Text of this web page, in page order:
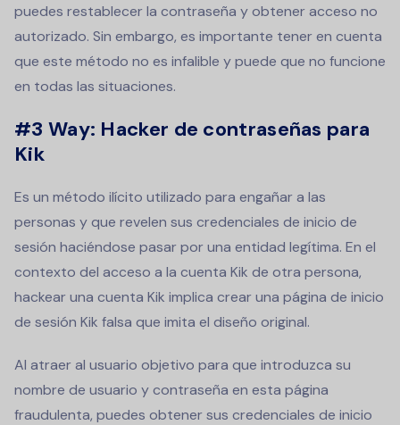
puedes restablecer la contraseña y obtener acceso no
autorizado. Sin embargo, es importante tener en cuenta
que este método no es infalible y puede que no funcione
en todas las situaciones.
#3 Way: Hacker de contraseñas para
Kik
Es un método ilícito utilizado para engañar a las
personas y que revelen sus credenciales de inicio de
sesión haciéndose pasar por una entidad legítima. En el
contexto del acceso a la cuenta Kik de otra persona,
hackear una cuenta Kik implica crear una página de inicio
de sesión Kik falsa que imita el diseño original.
Al atraer al usuario objetivo para que introduzca su
nombre de usuario y contraseña en esta página
fraudulenta, puedes obtener sus credenciales de inicio